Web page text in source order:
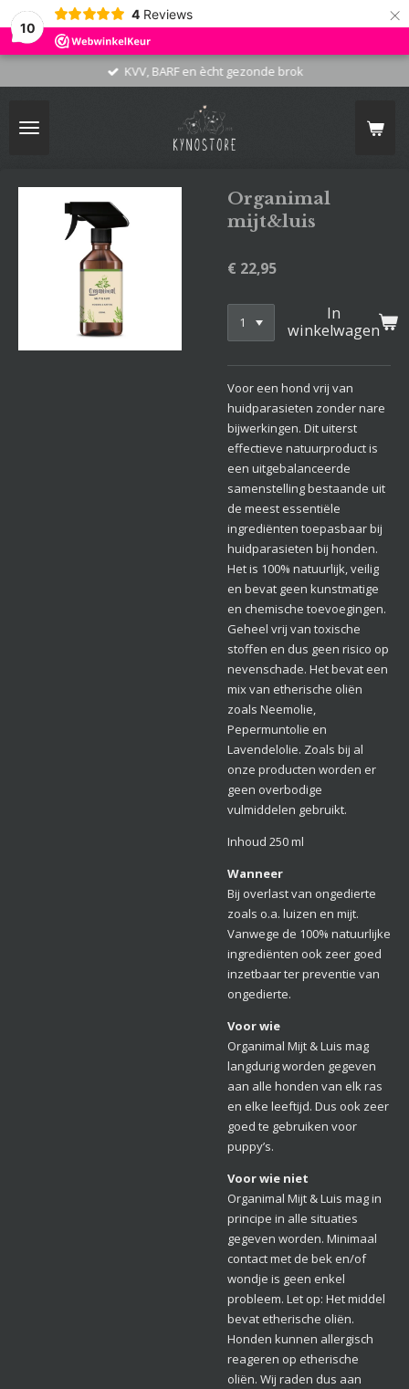
10
4 Reviews ×
KVV, BARF en ècht gezonde brok
Organimal
mijt&luis
€ 22,95
In
winkelwagen
Voor een hond vrij van
huidparasieten zonder nare
bijwerkingen. Dit uiterst
effectieve natuurproduct is
een uitgebalanceerde
samenstelling bestaande uit
de meest essentiële
ingrediënten toepasbaar bij
huidparasieten bij honden.
Het is 100% natuurlijk, veilig
en bevat geen kunstmatige
en chemische toevoegingen.
Geheel vrij van toxische
stoffen en dus geen risico op
nevenschade. Het bevat een
mix van etherische oliën
zoals Neemolie,
Pepermuntolie en
Lavendelolie. Zoals bij al
onze producten worden er
geen overbodige
vulmiddelen gebruikt.
Inhoud 250 ml
Wanneer
Bij overlast van ongedierte
zoals o.a. luizen en mijt.
Vanwege de 100% natuurlijke
ingrediënten ook zeer goed
inzetbaar ter preventie van
ongedierte.
Voor wie
Organimal Mijt & Luis mag
langdurig worden gegeven
aan alle honden van elk ras
en elke leeftijd. Dus ook zeer
goed te gebruiken voor
puppy’s.
Voor wie niet
Organimal Mijt & Luis mag in
principe in alle situaties
gegeven worden. Minimaal
contact met de bek en/of
wondje is geen enkel
probleem. Let op: Het middel
bevat etherische oliën.
Honden kunnen allergisch
reageren op etherische
oliën. Wij raden dus aan